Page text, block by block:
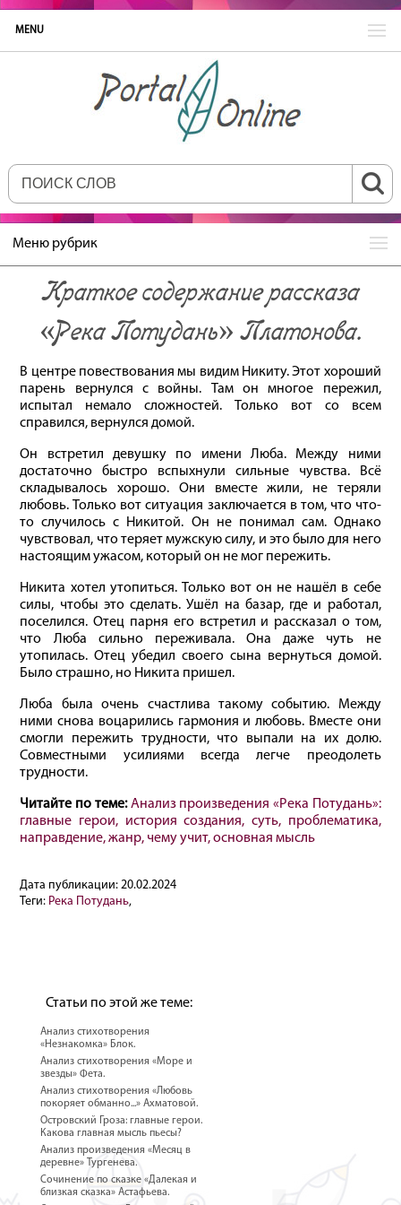
MENU
Меню рубрик
Краткое содержание рассказа
«Река Потудань» Платонова.
В центре повествования мы видим Никиту. Этот хороший
парень вернулся с войны. Там он многое пережил,
испытал немало сложностей. Только вот со всем
справился, вернулся домой.
Он встретил девушку по имени Люба. Между ними
достаточно быстро вспыхнули сильные чувства. Всё
складывалось хорошо. Они вместе жили, не теряли
любовь. Только вот ситуация заключается в том, что что-
то случилось с Никитой. Он не понимал сам. Однако
чувствовал, что теряет мужскую силу, и это было для него
настоящим ужасом, который он не мог пережить.
Никита хотел утопиться. Только вот он не нашёл в себе
силы, чтобы это сделать. Ушёл на базар, где и работал,
поселился. Отец парня его встретил и рассказал о том,
что Люба сильно переживала. Она даже чуть не
утопилась. Отец убедил своего сына вернуться домой.
Было страшно, но Никита пришел.
Люба была очень счастлива такому событию. Между
ними снова воцарились гармония и любовь. Вместе они
смогли пережить трудности, что выпали на их долю.
Совместными усилиями всегда легче преодолеть
трудности.
Читайте по теме:Анализ произведения «Река Потудань»:
главные герои, история создания, суть, проблематика,
направдение, жанр, чему учит, основная мысль
Дата публикации:20.02.2024
Теги: Река Потудань,
Статьи по этой же теме:
Анализ стихотворения
«Незнакомка» Блок.
Анализ стихотворения «Море и
звезды» Фета.
Анализ стихотворения «Любовь
покоряет обманно...» Ахматовой.
Островский Гроза: главные герои.
Какова главная мысль пьесы?
Анализ произведения «Месяц в
деревне» Тургенева.
Сочинение по сказке «Далекая и
близкая сказка» Астафьева.